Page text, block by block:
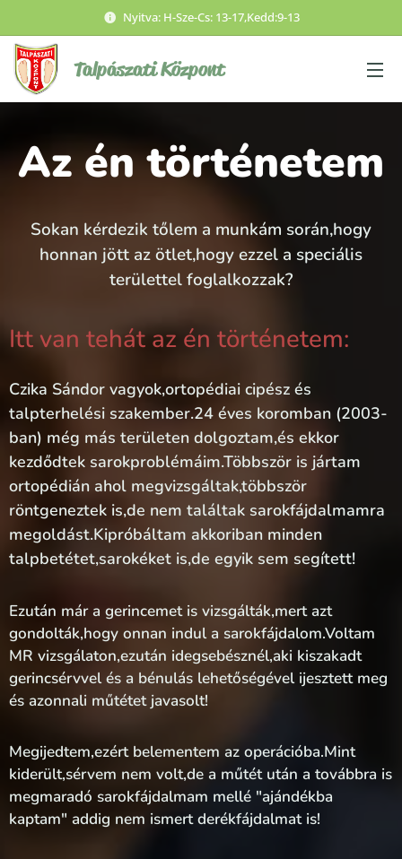
Nyitva: H-Sze-Cs: 13-17,Kedd:9-13
TalpászatiKözpont
Az én történetem
Sokan kérdezik tőlem a munkám során,hogy
honnan jött az ötlet,hogy ezzel a speciális
területtel foglalkozzak?
Itt van tehát az én történetem:
Czika Sándor vagyok,ortopédiai cipész és
talpterhelési szakember.24 éves koromban (2003-
ban) még más területen dolgoztam,és ekkor
kezdődtek sarokproblémáim.Többször is jártam
ortopédián ahol megvizsgáltak,többször
röntgeneztek is,de nem találtak sarokfájdalmamra
megoldást.Kipróbáltam akkoriban minden
talpbetétet,sarokéket is,de egyik sem segített!
Ezután már a gerincemet is vizsgálták,mert azt
gondolták,hogy onnan indul a sarokfájdalom.Voltam
MR vizsgálaton,ezután idegsebésznél,aki kiszakadt
gerincsérvvel és a bénulás lehetőségével ijesztett meg
és azonnali műtétet javasolt!
Megijedtem,ezért belementem az operációba.Mint
kiderült,sérvem nem volt,de a műtét után a továbbra is
megmaradó sarokfájdalmam mellé "ajándékba
kaptam" addig nem ismert derékfájdalmat is!